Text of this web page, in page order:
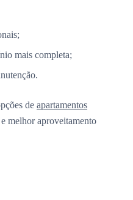
mais completa;
de apartamentos
melhor aproveitamento